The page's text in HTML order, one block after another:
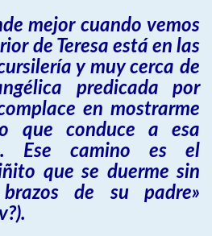
mejor cuando vemos
de Teresa está en las
y muy cerca de
predicada por
en mostrarme
que conduce a esa
Ese camino es el
que se duerme sin
de su padre»